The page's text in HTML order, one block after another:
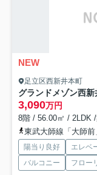
NEW
足立区西新井本町
グランドメゾン西新
3,090万円
8階 / 56.00㎡ / 2LDK
東武大師線「大師
陽当り良好 エレベ
バルコニー
フロー